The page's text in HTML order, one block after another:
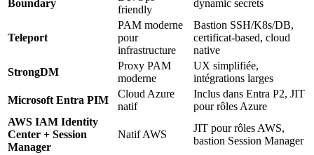
Boundary
friendly
dynamic secrets
Teleport
PAM moderne
pour
infrastructure
Bastion SSH/K8s/DB,
certificat-based, cloud
native
StrongDM
Proxy PAM
moderne
UX simplifiée,
intégrations larges
Microsoft Entra PIM
Cloud Azure
natif
Inclus dans Entra P2, JIT
pour rôles Azure
AWS IAM Identity
Center + Session
Manager
Natif AWS
JIT pour rôles AWS,
bastion Session Manager